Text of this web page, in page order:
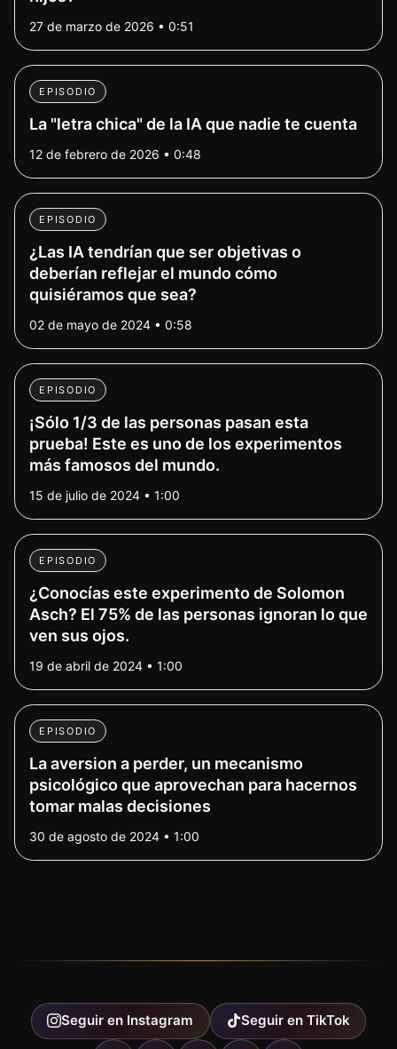
27 de marzo de 2026 • 0:51
EPISODIO
La "letra chica" de la IA que nadie te cuenta
12 de febrero de 2026 • 0:48
EPISODIO
¿Las IA tendrían que ser objetivas o
deberían reflejar el mundo cómo
quisiéramos que sea?
02 de mayo de 2024 • 0:58
EPISODIO
¡Sólo 1/3 de las personas pasan esta
prueba! Este es uno de los experimentos
más famosos del mundo.
15 de julio de 2024 • 1:00
EPISODIO
¿Conocías este experimento de Solomon
Asch? El 75% de las personas ignoran lo que
ven sus ojos.
19 de abril de 2024 • 1:00
EPISODIO
La aversion a perder, un mecanismo
psicológico que aprovechan para hacernos
tomar malas decisiones
30 de agosto de 2024 • 1:00
Seguir en Instagram Seguir en TikTok